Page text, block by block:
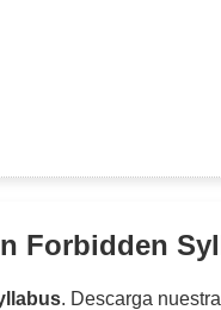
Forbidden
. Descarga